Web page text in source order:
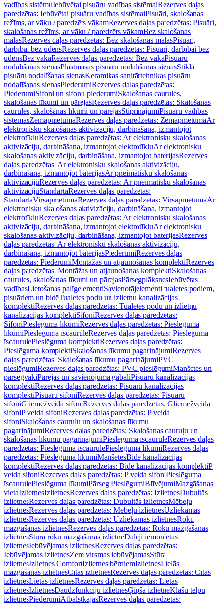
vadības sistēmuIebūvētai pisuāru vadības sistēmaiRezerves daļas
paredzētas: Iebūvētai pisuāru vadības sistēmaiPisuāri, skalošanas
režīms, ar vāku / paredzēts vākamRezerves daļas paredzētas: Pisuāri,
skalošanas režīms, ar vāku / paredzēts vākamBez skalošanas
malasRezerves daļas paredzētas: Bez skalošanas malasPisuāri,
darbībai bez ūdensRezerves daļas paredzētas: Pisuāri, darbībai bez
ūdensBez vākaRezerves daļas paredzētas: Bez vākaPisuāru
nodalīšanas sienasPlastmasas pisuāru nodalīšanas sienasStikla
pisuāru nodalīšanas sienasKeramikas sanitārtehnikas pisuāru
nodalīšanas sienasPiederumiRezerves daļas paredzētas:
PiederumiSifoni un sifonu piederumiSkalošanas caurules,
skalošanas līkumi un pārejasRezerves daļas paredzētas: Skalošanas
caurules, skalošanas līkumi un pārejasStiprinājumiPisuāru vadības
sistēmasZemapmetumaRezerves daļas paredzētas: ZemapmetumaAr
elektronisku skalošanas aktivizāciju, darbināšana, izmantojot
elektrotīkluRezerves daļas paredzētas: Ar elektronisku skalošanas
aktivizāciju, darbināšana, izmantojot elektrotīkluAr elektronisku
skalošanas aktivizāciju, darbināšana, izmantojot baterijasRezerves
daļas paredzētas: Ar elektronisku skalošanas aktivizāciju,
darbināšana, izmantojot baterijasAr pneimatisku skalošanas
aktivizācijuRezerves daļas paredzētas: Ar pneimatisku skalošanas
aktivizācijuStandartaRezerves daļas paredzētas:
StandartaVirsapmetumaRezerves daļas paredzētas: VirsapmetumaAr
elektronisku skalošanas aktivizāciju, darbināšana, izmantojot
elektrotīkluRezerves daļas paredzētas: Ar elektronisku skalošanas
aktivizāciju, darbināšana, izmantojot elektrotīkluAr elektronisku
skalošanas aktivizāciju, darbināšana, izmantojot baterijasRezerves
daļas paredzētas: Ar elektronisku skalošanas aktivizāciju,
darbināšana, izmantojot baterijasPiederumiRezerves daļas
paredzētas: PiederumiMontāžas un atjaunošanas komplektiRezerves
daļas paredzētas: Montāžas un atjaunošanas komplektiSkalošanas
caurules, skalošanas līkumi un pārejasPārsegplāksnesIebūvētas
vadībasLietošanas palīgelementiSavienotājelementi tualetes podiem,
pisuāriem un bidēTualetes podu un izlietņu kanalizācijas
komplektiRezerves daļas paredzētas: Tualetes podu un izlietņu
kanalizācijas komplektiSifoniRezerves daļas paredzētas:
SifoniPieslēguma līkumiRezerves daļas paredzētas: Pieslēguma
līkumiPieslēguma īscauruleRezerves daļas paredzētas: Pieslēguma
īscaurulePieslēguma komplektiRezerves daļas paredzētas:
Pieslēguma komplektiSkalošanas līkumu pagarinājumiRezerves
daļas paredzētas: Skalošanas līkumu pagarinājumiPVC
pieslēgumiRezerves daļas paredzētas: PVC pieslēgumiManšetes un
pārsegvākiPārejas un savienojuma gabaliPisuāru kanalizācijas
komplektiRezerves daļas paredzētas: Pisuāru kanalizācijas
komplektiPisuāru sifoniRezerves daļas paredzētas: Pisuāru
sifoniGliemežveida sifoniRezerves daļas paredzētas: Gliemežveida
sifoniP veida sifoniRezerves daļas paredzētas: P veida
sifoniSkalošanas cauruļu un skalošanas līkumu
pagarinājumiRezerves daļas paredzētas: Skalošanas cauruļu un
skalošanas līkumu pagarinājumiPieslēguma īscauruleRezerves daļas
paredzētas: Pieslēguma īscaurulePieslēguma līkumiRezerves daļas
paredzētas: Pieslēguma līkumiManšetesBidē kanalizācijas
komplektiRezerves daļas paredzētas: Bidē kanalizācijas komplektiP
veida sifoniRezerves daļas paredzētas: P veida sifoniPieslēguma
īscaurulePieslēguma līkumiPārsegiPieslēgumiBlīvējumiMazgāšanas
vietaIzlietnesIzlietnesRezerves daļas paredzētas: IzlietnesDubultās
izlietnesRezerves daļas paredzētas: Dubultās izlietnesMēbeļu
izlietnesRezerves daļas paredzētas: Mēbeļu izlietnesUzliekamās
izlietnesRezerves daļas paredzētas: Uzliekamās izlietnesRoku
mazgāšanas izlietnesRezerves daļas paredzētas: Roku mazgāšanas
izlietnesStūra roku mazgāšanas izlietneDaļēji iemontētās
izlietnesIebūvējamas izlietnesRezerves daļas paredzētas:
Iebūvējamas izlietnesZem virsmas iebūvējamasStūra
izlietnesIzlietnes ComfortIzlietnes bērniemIzlietnesLielās
mazgāšanas izlietnesCitas izlietnesRezerves daļas paredzētas: Citas
izlietnesLietās izlietnesRezerves daļas paredzētas: Lietās
izlietnesIzlietnesDaudzfunkciju izlietnesĢipša izlietneKlašu telpu
izlietnesPiederumiAtbalstkājasRezerves daļas paredzētas: